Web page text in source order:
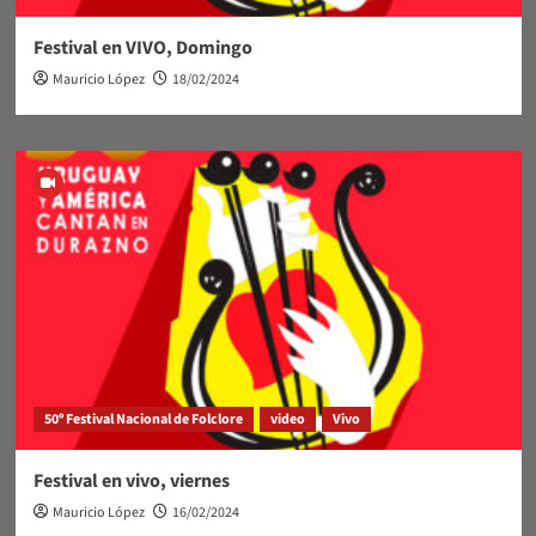
Festival en VIVO, Domingo
Mauricio López 18/02/2024
50º Festival Nacional de Folclore video Vivo
Festival en vivo, viernes
Mauricio López 16/02/2024